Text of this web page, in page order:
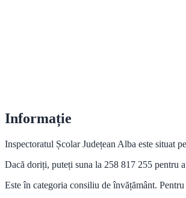
Informație
Inspectoratul Școlar Județean Alba este situat
Dacă doriți, puteți suna la 258 817 255 pentru
Este în categoria consiliu de învățământ.